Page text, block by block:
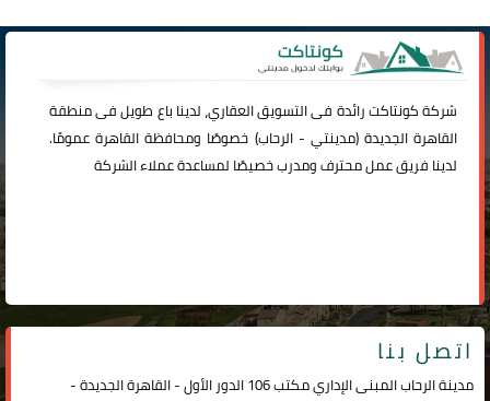
شركةكونتاكترائدة فى التسويق العقاري، لدينا باع طويل فى منطقة
القاهرة الجديدة (مدينتي -الرحاب) خصوصًا ومحافظة القاهرة عمومًا.
لدينا فريق عمل محترف ومدرب خصيصًا لمساعدة عملاء الشركة
اتصل بنا
مدينة الرحاب المبنى الإداري مكتب 106 الدور الأول - القاهرة الجديدة -